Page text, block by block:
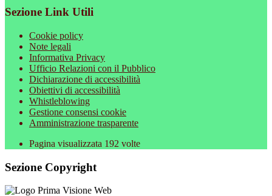
Sezione Link Utili
Cookie policy
Note legali
Informativa Privacy
Ufficio Relazioni con il Pubblico
Dichiarazione di accessibilità
Obiettivi di accessibilità
Whistleblowing
Gestione consensi cookie
Amministrazione trasparente
Pagina visualizzata 192 volte
Sezione Copyright